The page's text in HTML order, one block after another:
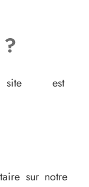
site est
sur notre